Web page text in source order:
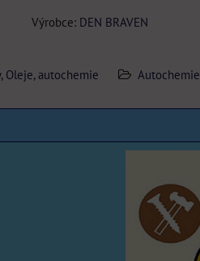
Výrobce: DEN BRAVEN
Oleje, autochemie Autochemie